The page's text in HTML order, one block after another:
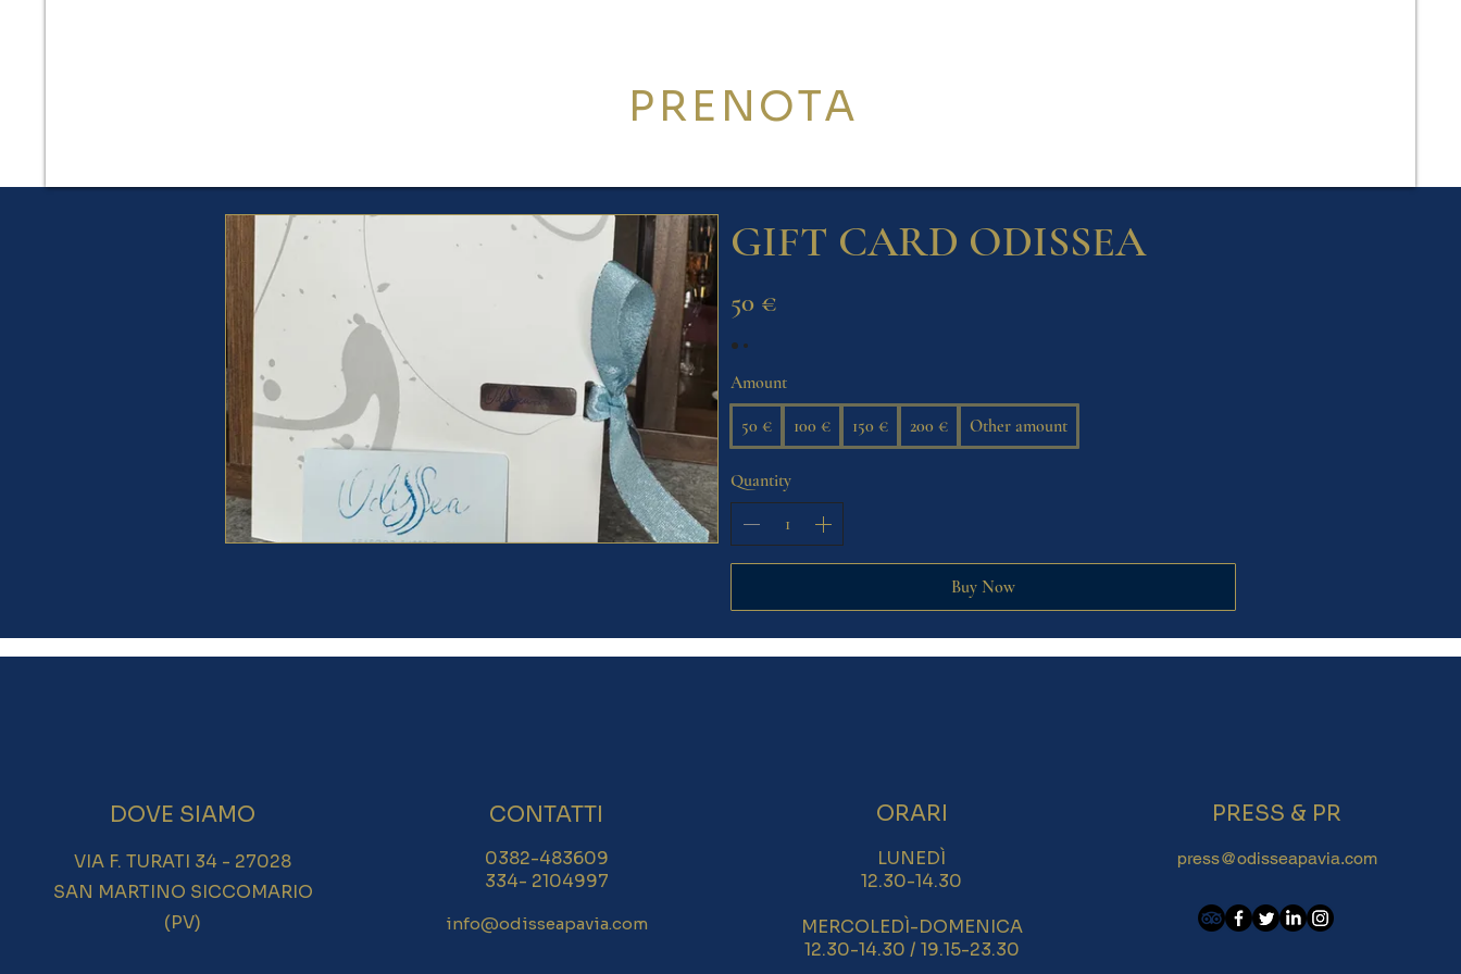
PRENOTA
GIFT CARD ODISSEA
50 €
Amount
50 €
100 € 150 € 200 € Other amount
Quantity
Buy Now
DOVE SIAMO
VIA F. TURATI 34 - 27028
SAN MARTINO SICCOMARIO
(PV)
CONTATTI
0382-483609
334- 2104997
info@odisseapavia.com
ORARI
LUNEDÌ
12.30-14.30
MERCOLEDÌ-DOMENICA
12.30-14.30 / 19.15-23.30
PRESS & PR
press@odisseapavia.com